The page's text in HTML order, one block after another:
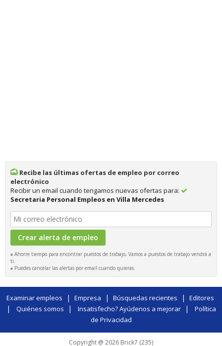
Recibe las últimas ofertas de empleo por correo
electrónico
Recibir un email cuando tengamos nuevas ofertas para:
Secretaria Personal Empleos en Villa Mercedes
Ahorre tiempo para encontrar puestos de trabajo, Vamos a puestos de trabajo vendrá a
ti.
Puedes cancelar las alertas por email cuando quieras.
Examinar empleos | Empresa | Búsquedas recientes | Editores
| Quiénes somos | Insatisfecho? Ayúdenos a mejorar|
Política
de Privacidad
Copyright @ 2026 Brick7 (235)